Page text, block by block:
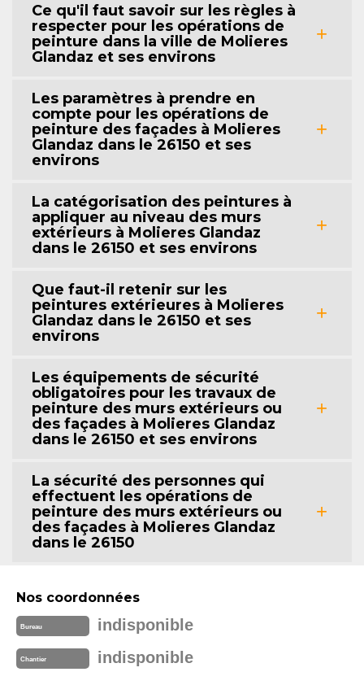
Ce qu'il faut savoir sur les règles à
respecter pour les opérations de
peinture dans la ville de Molieres
Glandaz et ses environs
Les paramètres à prendre en
compte pour les opérations de
peinture des façades à Molieres
Glandaz dans le 26150 et ses
environs
La catégorisation des peintures à
appliquer au niveau des murs
extérieurs à Molieres Glandaz
dans le 26150 et ses environs
Que faut-il retenir sur les
peintures extérieures à Molieres
Glandaz dans le 26150 et ses
environs
Les équipements de sécurité
obligatoires pour les travaux de
peinture des murs extérieurs ou
des façades à Molieres Glandaz
dans le 26150 et ses environs
La sécurité des personnes qui
effectuent les opérations de
peinture des murs extérieurs ou
des façades à Molieres Glandaz
dans le 26150
Nos coordonnées
Bureau indisponible
Chantier indisponible